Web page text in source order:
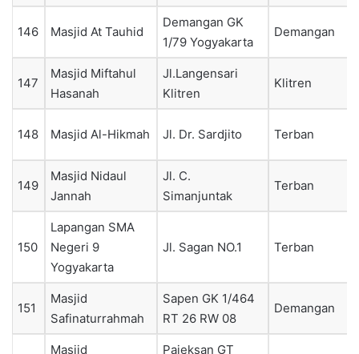
146 Masjid At Tauhid
Demangan GK
1/79 Yogyakarta
Demangan
147
Masjid Miftahul
Hasanah
Jl.Langensari
Klitren
Klitren
148 Masjid Al-Hikmah Jl. Dr. Sardjito Terban
149
Masjid Nidaul
Jannah
Jl. C.
Simanjuntak
Terban
150
Lapangan SMA
Negeri 9
Yogyakarta
Jl. Sagan NO.1 Terban
151
Masjid
Safinaturrahmah
Sapen GK 1/464
RT 26 RW 08
Demangan
Masjid
Pajeksan GT